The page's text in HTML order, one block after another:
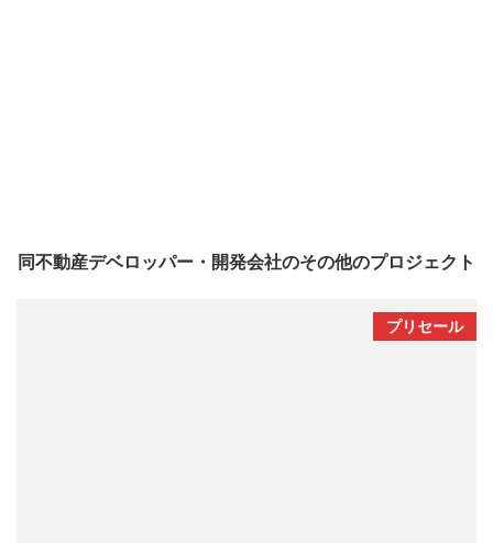
同不動産デベロッパー・開発会社のその他のプロジェクト
プリセール